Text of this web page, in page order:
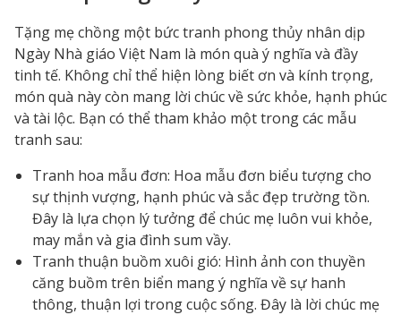
Tặng mẹ chồng một bức tranh phong thủy nhân dịp
Ngày Nhà giáo Việt Nam là món quà ý nghĩa và đầy
tinh tế. Không chỉ thể hiện lòng biết ơn và kính trọng,
món quà này còn mang lời chúc về sức khỏe, hạnh phúc
và tài lộc. Bạn có thể tham khảo một trong các mẫu
tranh sau:
Tranh hoa mẫu đơn: Hoa mẫu đơn biểu tượng cho
sự thịnh vượng, hạnh phúc và sắc đẹp trường tồn.
Đây là lựa chọn lý tưởng để chúc mẹ luôn vui khỏe,
may mắn và gia đình sum vầy.
Tranh thuận buồm xuôi gió: Hình ảnh con thuyền
căng buồm trên biển mang ý nghĩa về sự hanh
thông, thuận lợi trong cuộc sống. Đây là lời chúc mẹ